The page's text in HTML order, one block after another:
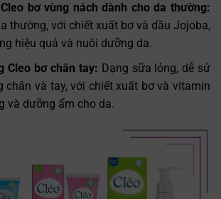
bơ vùng nách dành cho da thường:
thường, với chiết xuất bơ và dầu Jojoba,
hiệu quả và nuôi dưỡng da.
Cleo bơ chân tay: Dạng sữa lỏng, dễ sử
chân và tay, với chiết xuất bơ và vitamin
và dưỡng ẩm cho da.